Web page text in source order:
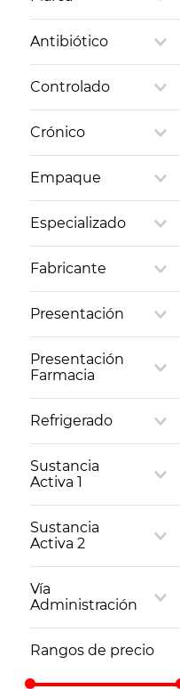
Estomacales
Antiinfecciosos
Cardiovascular
Hormonas
Oftálmicos
Otros
Medicamentos de
Patente
ABASAGLAR
ABCITO
ABLAZOR
ABRETIA
ABRIXONE
AC-VONDA
ACC EFERV
ACCIOGEN
ACEPTER
Antibiótico
SI
Controlado
Crónico
Empaque
Especializado
Fabricante
RX
Presentación
32 Mg
Presentación
Farmacia
SUSPENSION
Refrigerado
Sustancia
Activa 1
AMOXICILINA
Sustancia
Activa 2
ACIDO
Vía
Administración
Rangos de precio
10. vitamina